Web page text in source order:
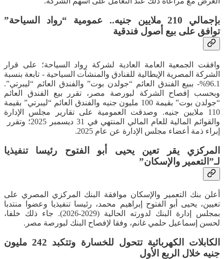
بإجمالي 210 ملايين جنيه.. عمومية “رواد السياحة”
توافق على بيع أصول فندقية
وافقت الجمعية العامة العادية لشركة رواد السياحة؛ على قرار
الشركة المصرية الإيطالية للفنادق والمنشآت السياحية - تابعة بنسبة
96.1%- ببيع الفندق العائم “جولدن بوت” والفندق العائم “ليبرتي”.
وبحسب إفصاح الشركة لبورصة مصر، تقرر بيع الفندق العائم
“جولدن بوت” بقيمة 100 مليون جنيه والفندق العائم “ليبرتي” بقيمة
110 ملايين جنيه. وصدقت العمومية على تقارير مجلس الإدارة
والقوائم المالية للعام المالي المنتهي في 31 ديسمبر 2025؛ وتقرر ​
إبراء ذمة أعضاء مجلس الإدارة عن عام 2025.
المركزي يقر تعين يحيى أبو الفتوح رئيسا تنفيذيا
لـ”التعمير والإسكان”
أعلن بنك التعمير والإسكان موافقة البنك المركزي المصري على
تعيين، يحيى أبو الفتوح إبراهيم محمد، رئيسا تنفيذيا وعضوا منتدبا
بمجلس إدارة البنك لدورته الحالية (2029-2026). جاء ذلك خلفا،
لحسن إسماعيل حلمي غانم، وفقا لإفصاح البنك لبورصة مصر.
الكابلات الكهربائية تتحول للخسارة وتتكبد 242 مليون
جنيه خلال الربع الأول